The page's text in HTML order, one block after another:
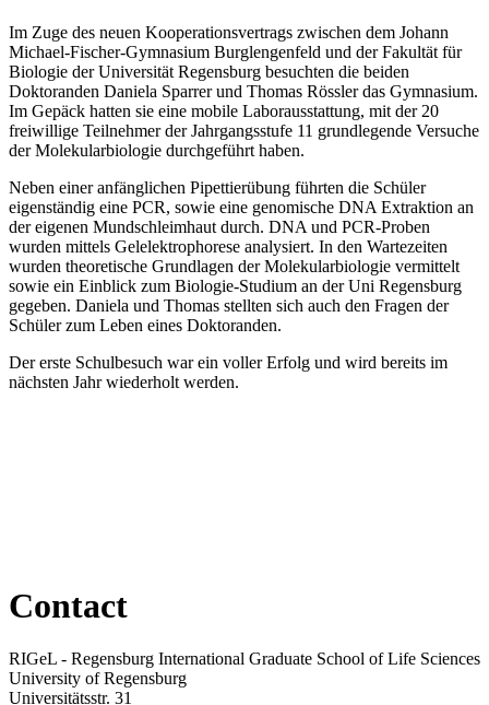
Im Zuge des neuen Kooperationsvertrags zwischen dem Johann
Michael-Fischer-Gymnasium Burglengenfeld und der Fakultät für
Biologie der Universität Regensburg besuchten die beiden
Doktoranden Daniela Sparrer und Thomas Rössler das Gymnasium.
Im Gepäck hatten sie eine mobile Laborausstattung, mit der 20
freiwillige Teilnehmer der Jahrgangsstufe 11 grundlegende Versuche
der Molekularbiologie durchgeführt haben.
Neben einer anfänglichen Pipettierübung führten die Schüler
eigenständig eine PCR, sowie eine genomische DNA Extraktion an
der eigenen Mundschleimhaut durch. DNA und PCR-Proben
wurden mittels Gelelektrophorese analysiert. In den Wartezeiten
wurden theoretische Grundlagen der Molekularbiologie vermittelt
sowie ein Einblick zum Biologie-Studium an der Uni Regensburg
gegeben. Daniela und Thomas stellten sich auch den Fragen der
Schüler zum Leben eines Doktoranden.
Der erste Schulbesuch war ein voller Erfolg und wird bereits im
nächsten Jahr wiederholt werden.
Contact
RIGeL - Regensburg International Graduate School of Life Sciences
University of Regensburg
Universitätsstr. 31